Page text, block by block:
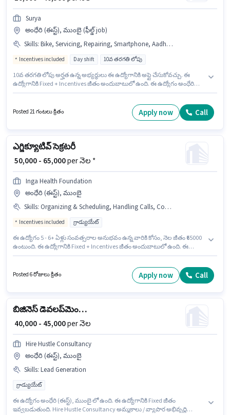
Surya
అంధేరి (ఈస్ట్), ముంబై (ఫీల్డ్ job)
Skills: Bike, Servicing, Repairing, Smartphone, Aadhar Card, Bank Account, PAN Card, Installation, 2-Wheeler Driving Licence
Incentives included Day shift 10వ తరగతి లోపు
10వ తరగతి లోపు అర్హత ఉన్న అభ్యర్థులు ఈ ఉద్యోగానికి అప్లై చేసుకోవచ్చు. ఈ
ఉద్యోగానికి Fixed + Incentives జీతం అందుబాటులో ఉంది. ఈ ఉద్యోగం అంధేరి
ఫిల్టర్ టెక్నీషియన్ గా చేరండి. అదనపు Cab, Meal లు ఉద్యోగ స్థాయి మరియు కంపెనీ
Posted 21 గంటలు క్రితం Apply now Call
ఎగ్జిక్యూటివ్ సెక్రటరీ
₹ 50,000 - 65,000per నెల *
Inga Health Foundation
అంధేరి (ఈస్ట్), ముంబై
Skills: Organizing & Scheduling, Handling Calls, Computer Knowledge
Incentives included గ్రాడ్యుయేట్
ఈ ఉద్యోగం 5 - 6+ ఏళ్లు సంవత్సరాల అనుభవం ఉన్న వారికి కోసం, నెల జీతం ₹65000
ఉంటుంది. ఈ ఉద్యోగానికి Fixed + Incentives జీతం అందుబాటులో ఉంది. ఈ
నైపుణ్యాలు ఉండాలి. Inga Health Foundation రిసెప్షనిస్ట్ విభాగంలో ఎగ్జిక్యూటివ్
సెక్రటరీ ఉద్యోగానికి క్రియాశీలకంగా నియామకం జరుగుతోంది. దరఖాస్తుదారులు కనీసం
Posted 6 రోజులు క్రితం Apply now Call
బిజినెస్ డెవలప్‌మెంట్ మేనేజర్
₹ 40,000 - 45,000per నెల
Hire Hustle Consultancy
అంధేరి (ఈస్ట్), ముంబై
Skills: Lead Generation
గ్రాడ్యుయేట్
ఈ ఉద్యోగం అంధేరి (ఈస్ట్), ముంబై లో ఉంది. ఈ ఉద్యోగానికి Fixed జీతం
ఇవ్వబడుతుంది. Hire Hustle Consultancy అమ్మకాలు / వ్యాపార అభివృద్ధి